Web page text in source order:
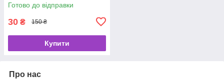
Готово до відправки
30 ₴ 150 ₴
Купити
Про нас